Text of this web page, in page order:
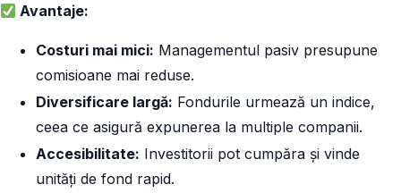
Avantaje:
Costuri mai mici: Managementul pasiv presupune
comisioane mai reduse.
Diversificare largă: Fondurile urmează un indice,
ceea ce asigură expunerea la multiple companii.
Accesibilitate: Investitorii pot cumpăra și vinde
unități de fond rapid.